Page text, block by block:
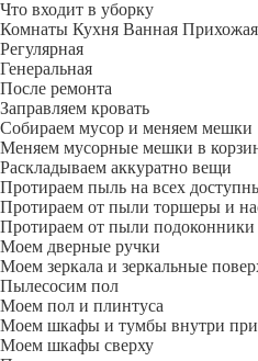
Что входит в уборку
Регу­лярная
Гене­ральная
После ремонта
Заправляем кровать
Собираем мусор и меняем мешки
Меняем мусорные мешки в
Раскладываем аккуратно вещи
Протираем пыль на всех
Протираем от пыли торшеры и
Протираем от пыли подоконники
Моем дверные ручки
Моем зеркала и зеркальные
Пылесосим пол
Моем пол и плинтуса
Моем шкафы и тумбы внутри при
Моем шкафы сверху